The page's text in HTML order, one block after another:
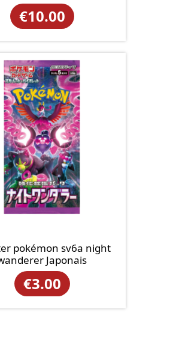
€10.00
pokémon sv6a night
Japonais
€3.00